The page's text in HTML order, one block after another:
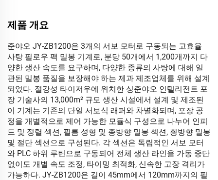
제품 개요
준야오 JY-ZB1200은 3개의 서보 모터로 구동되는 고효율
사탕 필로우 팩 밀봉 기계로, 분당 50개에서 1,200개까지 다
양한 생산 속도를 요구하며, 다양한 종류의 사탕에 대해 일
관된 밀봉 품질을 보장해야 하는 제과 제조업체를 위해 설계
되었다. 절강성 타이저우에 위치한 싱준야오 인텔리전트 포
장 기술사의 13,000m² 규모 생산 시설에서 설계 및 제조된
이 기계는 기존의 단일 서보식 래퍼와 차별화되며, 포장 공
정을 개별적으로 제어 가능한 모듈식 구성으로 나누어 인피
드 및 정렬 섹션, 필름 성형 및 종방향 밀봉 섹션, 횡방향 밀봉
및 절단 섹션으로 구성된다. 각 섹션은 독립적인 서보 모터
와 PLC 하위 루틴으로 구동되어 전체 생산 라인을 가동 중단
없이도 개별 속도 조정, 타이밍 최적화, 신속한 고장 격리가
가능하다. JY-ZB1200은 길이 45mm에서 120mm까지의 필